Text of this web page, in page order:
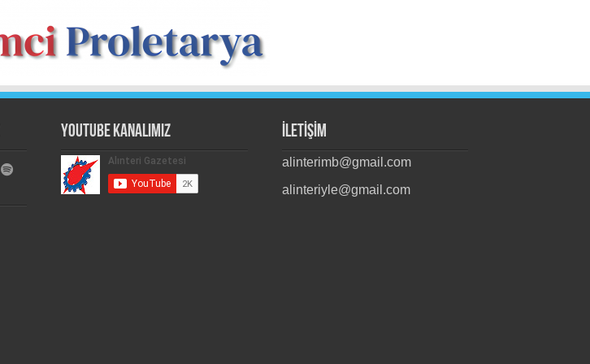
Youtube Kanalımız İLETİŞİM
alinterimb@gmail.com
alinteriyle@gmail.com